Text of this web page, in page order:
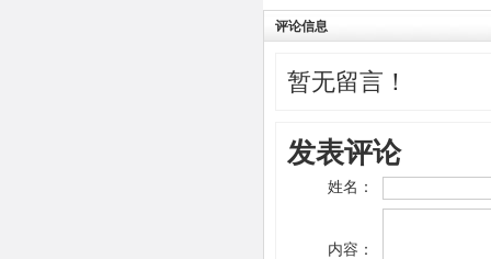
评论信息
暂无留言！
发表评论
姓名：
内容：